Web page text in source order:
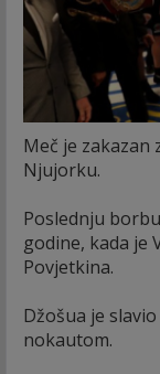
Meč je zakazan
Njujorku.
Poslednju
godine, kada je
Povjetkina.
Džošua je
nokautom.